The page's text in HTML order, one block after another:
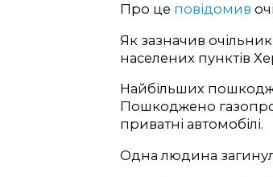
Про це повідомив
Як зазначив
населених пунктів
Найбільших
Пошкоджено
приватні автомобілі.
Одна людина